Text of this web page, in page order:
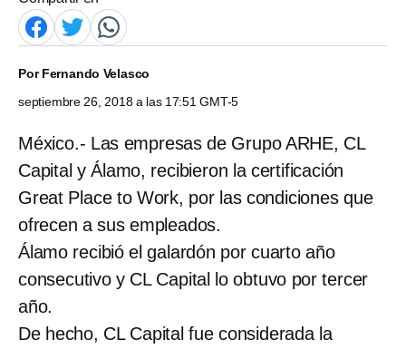
PorFernando Velasco
septiembre 26, 2018 a las 17:51 GMT-5
México.- Las empresas de Grupo ARHE, CL
Capital y Álamo, recibieron la certificación
Great Place to Work, por las condiciones que
ofrecen a sus empleados.
Álamo recibió el galardón por cuarto año
consecutivo y CL Capital lo obtuvo por tercer
año.
De hecho, CL Capital fue considerada la